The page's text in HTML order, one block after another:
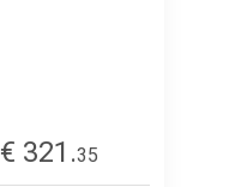
€ 321.35